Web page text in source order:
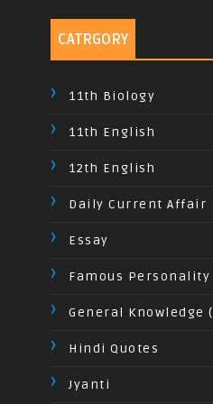
CATRGORY
11th Biology
11th English
12th English
Daily Current Affair
Essay
Famous Personality
General Knowledge
Hindi Quotes
Jyanti